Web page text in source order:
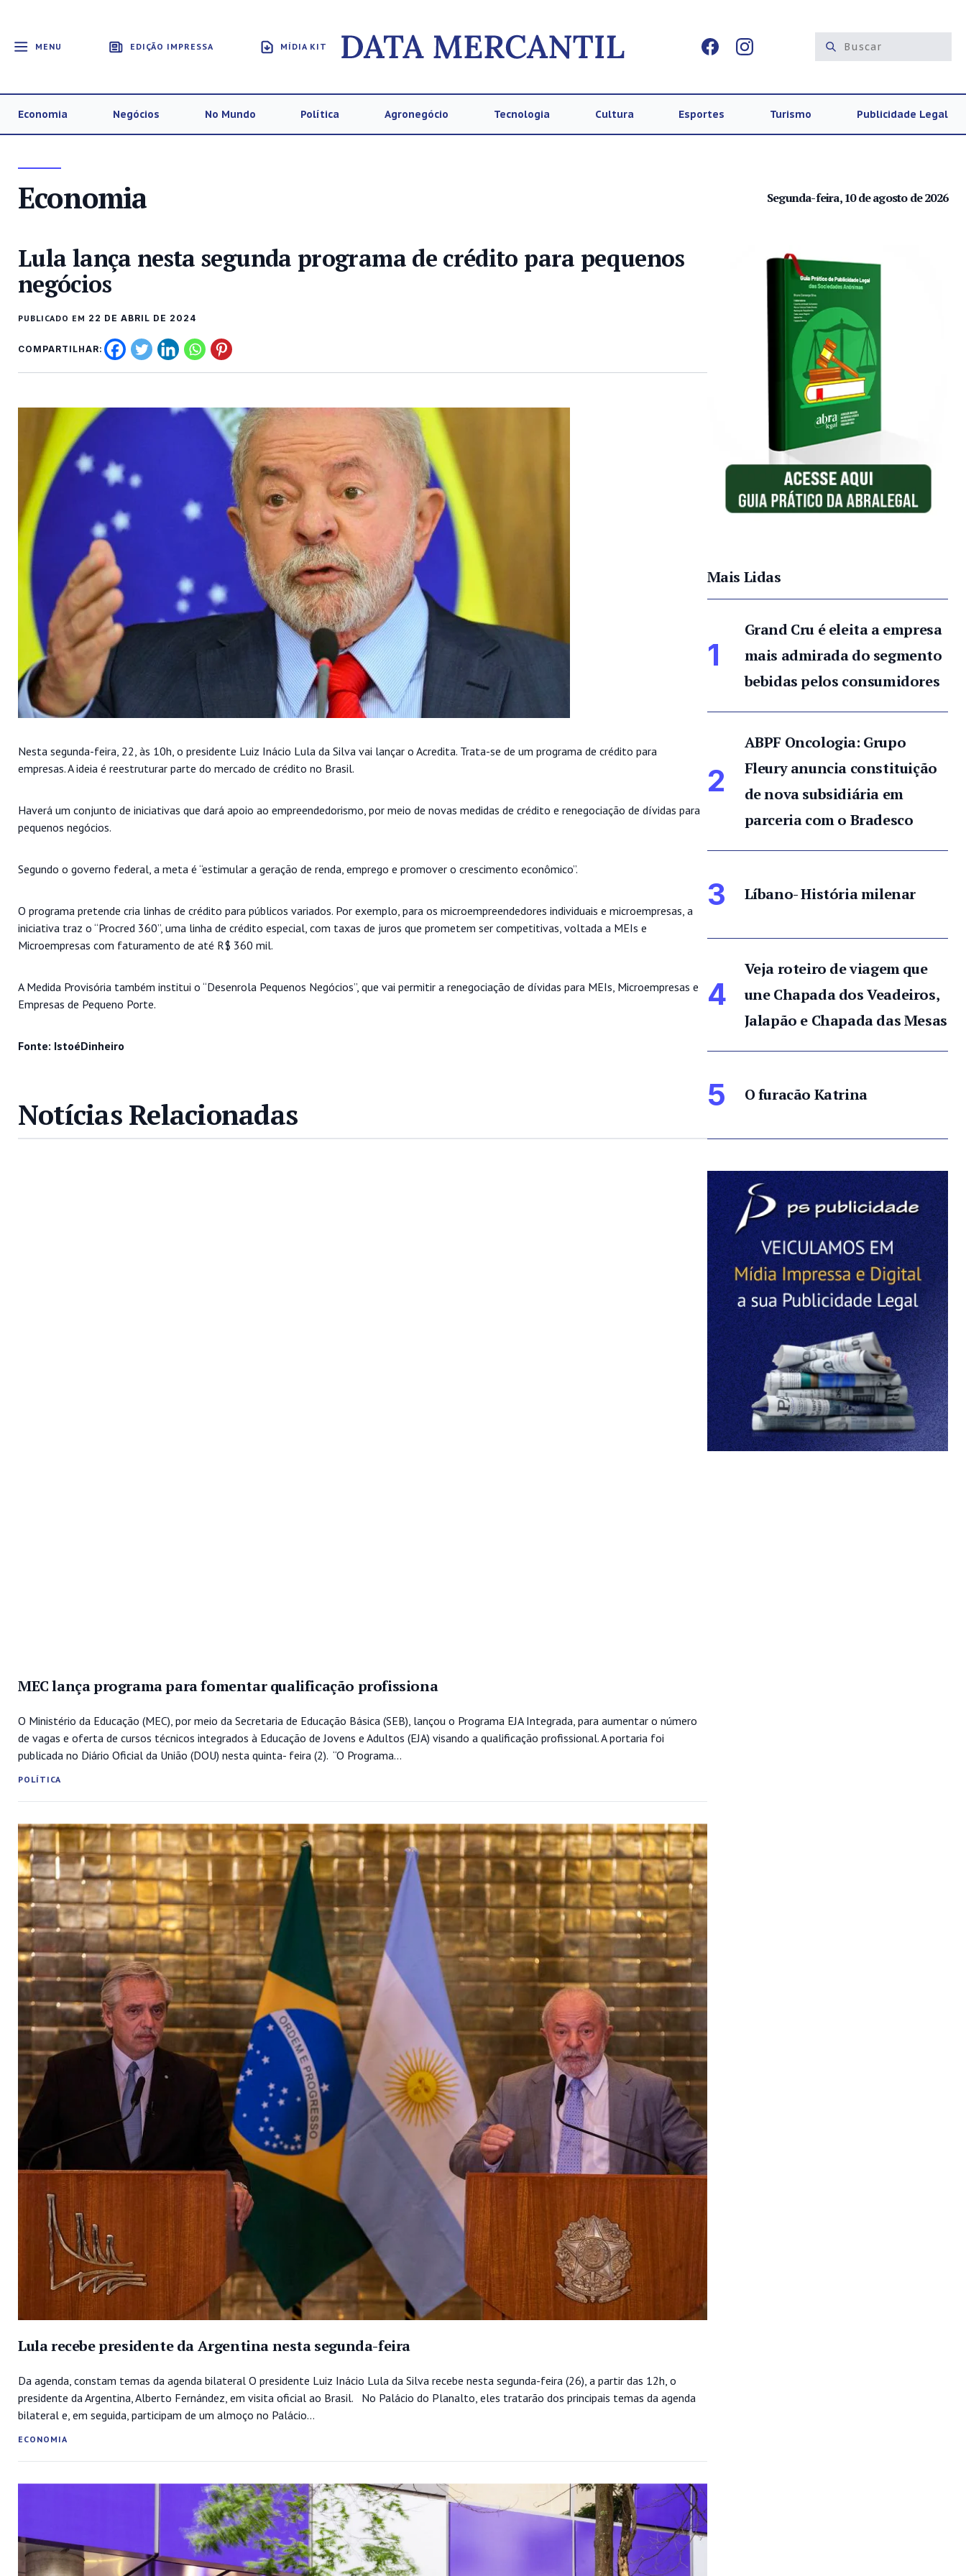
MENU EDIÇÃO IMPRESSA MÍDIA KIT
Economia Negócios No Mundo Política Agronegócio Tecnologia Cultura Esportes Turismo Publicidade Legal
Economia Segunda-feira, 10 de agosto de 2026
Lula lança nesta segunda programa de crédito para pequenos
negócios
PUBLICADO EM 22 DE ABRIL DE 2024
COMPARTILHAR:
Nesta segunda-feira, 22, às 10h, o presidente Luiz Inácio Lula da Silva vai lançar o Acredita. Trata-se de um programa de crédito para
empresas. A ideia é reestruturar parte do mercado de crédito no Brasil.
Haverá um conjunto de iniciativas que dará apoio ao empreendedorismo, por meio de novas medidas de crédito e renegociação de dívidas para
pequenos negócios.
Segundo o governo federal, a meta é “estimular a geração de renda, emprego e promover o crescimento econômico”.
O programa pretende cria linhas de crédito para públicos variados. Por exemplo, para os microempreendedores individuais e microempresas, a
iniciativa traz o “Procred 360”, uma linha de crédito especial, com taxas de juros que prometem ser competitivas, voltada a MEIs e
Microempresas com faturamento de até R$ 360 mil.
A Medida Provisória também institui o “Desenrola Pequenos Negócios”, que vai permitir a renegociação de dívidas para MEIs, Microempresas e
Empresas de Pequeno Porte.
Fonte: IstoéDinheiro
Notícias Relacionadas
MEC lança programa para fomentar qualificação profissiona
O Ministério da Educação (MEC), por meio da Secretaria de Educação Básica (SEB), lançou o Programa EJA Integrada, para aumentar o número
de vagas e oferta de cursos técnicos integrados à Educação de Jovens e Adultos (EJA) visando a qualificação profissional. A portaria foi
publicada no Diário Oficial da União (DOU) nesta quinta- feira (2). “O Programa...
POLÍTICA
Lula recebe presidente da Argentina nesta segunda-feira
Da agenda, constam temas da agenda bilateral O presidente Luiz Inácio Lula da Silva recebe nesta segunda-feira (26), a partir das 12h, o
presidente da Argentina, Alberto Fernández, em visita oficial ao Brasil. No Palácio do Planalto, eles tratarão dos principais temas da agenda
bilateral e, em seguida, participam de um almoço no Palácio...
ECONOMIA
Mais Lidas
1
Grand Cru é eleita a empresa
mais admirada do segmento
bebidas pelos consumidores
2
ABPF Oncologia: Grupo
Fleury anuncia constituição
de nova subsidiária em
parceria com o Bradesco
3 Líbano- História milenar
4
Veja roteiro de viagem que
une Chapada dos Veadeiros,
Jalapão e Chapada das Mesas
5 O furacão Katrina